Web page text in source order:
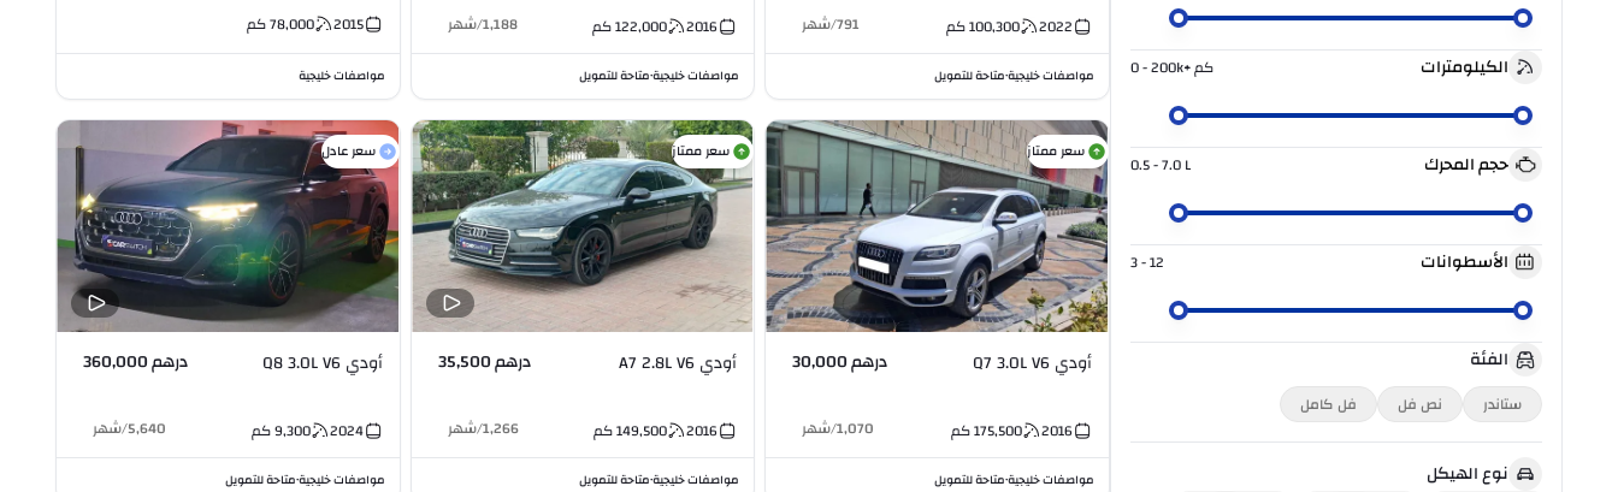
الكيلومترات 0 - 200k+كم
حجم المحرك 0.5 - 7.0L
الأسطوانات 3 - 12
الفئة
ستاندر نص فل فل كامل
نوع الهيكل
2022
100,300كم 791
/شهر
مواصفات خليجية•متاحة للتمويل
2016
122,000كم 1,188
/شهر
مواصفات خليجية•متاحة للتمويل
2015
78,000كم
مواصفات خليجية
سعر ممتاز
أودي Q7 3.0L V6 درهم 30,000
2016
175,500كم 1,070
/شهر
مواصفات خليجية•متاحة للتمويل
سعر ممتاز
أودي A7 2.8L V6 درهم 35,500
2016
149,500كم 1,266
/شهر
مواصفات خليجية•متاحة للتمويل
سعر عادل
أودي Q8 3.0L V6 درهم 360,000
2024
9,300كم 5,640
/شهر
مواصفات خليجية•متاحة للتمويل